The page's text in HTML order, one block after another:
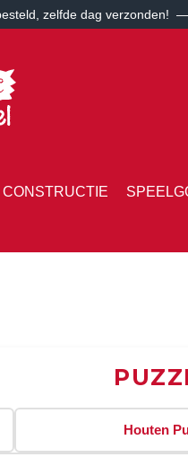
zelfde dag verzonden!
CONSTRUCTIE
Houten